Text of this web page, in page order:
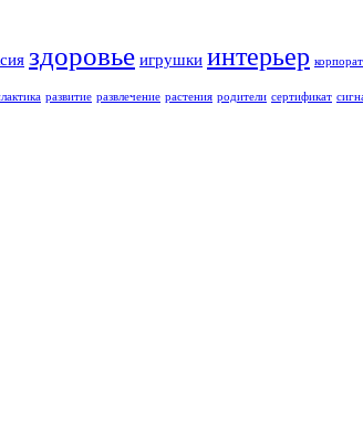
здоровье игрушки интерьер
развитие развлечение растения родители сертификат